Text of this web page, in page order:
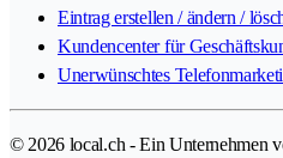
Eintrag erstellen / ändern /
Kundencenter für
Unerwünschtes
© 2026 local.ch - Ein Unternehmen